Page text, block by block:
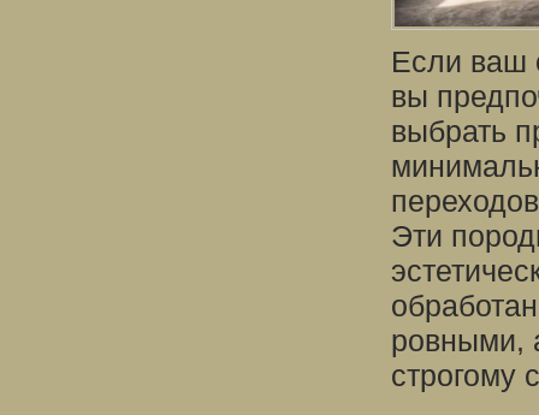
Если ваш
вы
выбрать
Эти
ровными,
строгому